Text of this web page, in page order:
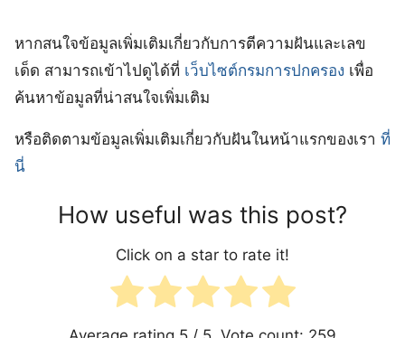
หากสนใจข้อมูลเพิ่มเติมเกี่ยวกับการตีความฝันและเลข
เด็ด สามารถเข้าไปดูได้ที่ เว็บไซต์กรมการปกครอง เพื่อ
ค้นหาข้อมูลที่น่าสนใจเพิ่มเติม
หรือติดตามข้อมูลเพิ่มเติมเกี่ยวกับฝันในหน้าแรกของเรา ที่
นี่
How useful was this post?
Click on a star to rate it!